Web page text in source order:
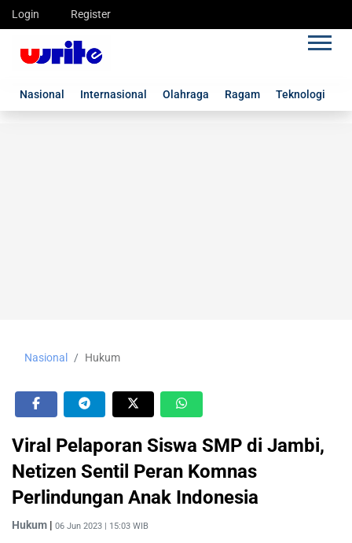
Login Register
Nasional Internasional Olahraga Ragam Teknologi
Nasional Hukum
Viral Pelaporan Siswa SMP di Jambi,
Netizen Sentil Peran Komnas
Perlindungan Anak Indonesia
Hukum | 06 Jun 2023 | 15:03 WIB